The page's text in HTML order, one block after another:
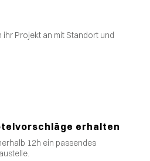
Projekt an mit Standort und
erhalten
12h ein passendes